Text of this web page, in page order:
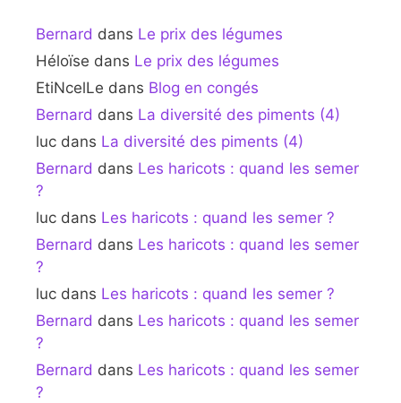
Bernard dans Le prix des légumes
Héloïse dans Le prix des légumes
EtiNcelLe dans Blog en congés
Bernard dans La diversité des piments (4)
luc dans La diversité des piments (4)
Bernard dans Les haricots : quand les semer
?
luc dans Les haricots : quand les semer ?
Bernard dans Les haricots : quand les semer
?
luc dans Les haricots : quand les semer ?
Bernard dans Les haricots : quand les semer
?
Bernard dans Les haricots : quand les semer
?